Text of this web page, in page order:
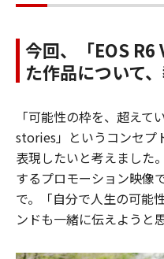
今回、「EOS R6
た作品について
「可能性の枠を、超え
stories」というコンセプ
表現したいと考えました
するプロモーション映像
で。「自分で人生の可能
ンドも一緒に伝えようと